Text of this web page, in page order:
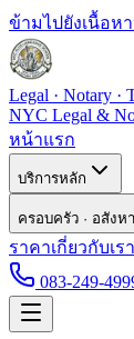
ข้ามไปยังเนื้อห
Legal · Notary ·
NYC Legal &
หน้าแรก
บริการหลัก
ครอบครัว · อสังหา
ราคาเกี่ยวกับเรา
083-249-